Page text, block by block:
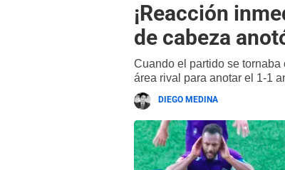
¡Reacción
de cabeza
Cuando el partido se
área rival para anotar el 1-1
DIEGO MEDINA